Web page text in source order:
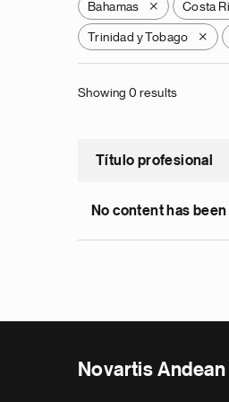
Bahamas X Costa
Trinidad y Tobago X
Showing 0 results
Título profesional
No content has
Novartis